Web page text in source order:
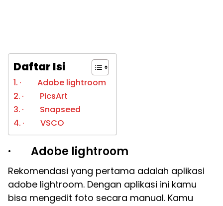
Daftar Isi
· Adobe lightroom
· PicsArt
· Snapseed
· VSCO
· Adobe lightroom
Rekomendasi yang pertama adalah aplikasi
adobe lightroom. Dengan aplikasi ini kamu
bisa mengedit foto secara manual. Kamu